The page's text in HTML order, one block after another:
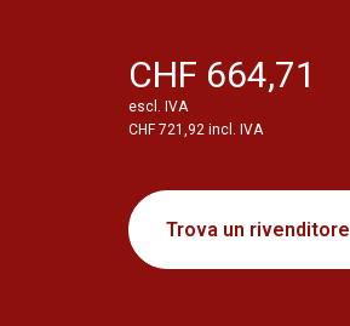
CHF 664,71
escl. IVA
CHF 721,92 incl. IVA
Trova un rivenditore